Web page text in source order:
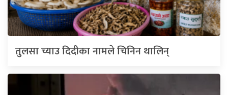
तुलसा च्याउ दिदीका नामले चिनिन थालिन्